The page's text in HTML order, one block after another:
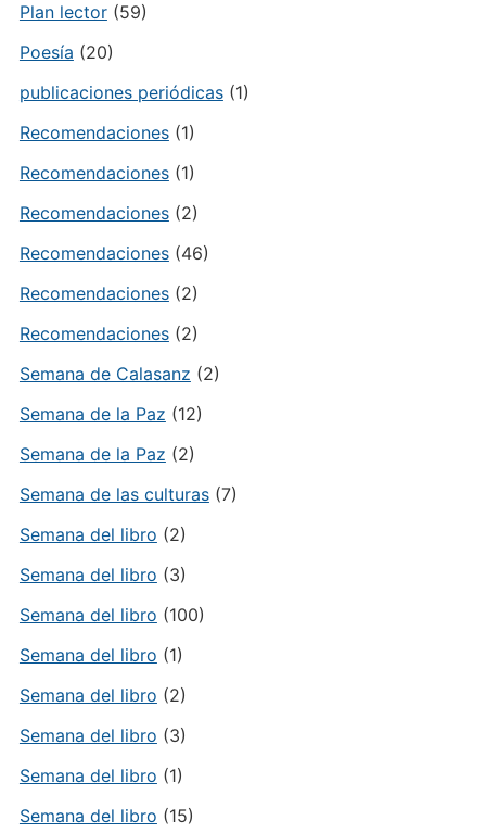
Plan lector(59)
Poesía (20)
publicaciones periódicas(1)
Recomendaciones(1)
Recomendaciones(1)
Recomendaciones(2)
Recomendaciones(46)
Recomendaciones(2)
Recomendaciones(2)
Semana de Calasanz (2)
Semana de la Paz (12)
Semana de la Paz (2)
Semana de las culturas(7)
Semana del libro (2)
Semana del libro (3)
Semana del libro (100)
Semana del libro (1)
Semana del libro (2)
Semana del libro (3)
Semana del libro (1)
Semana del libro (15)